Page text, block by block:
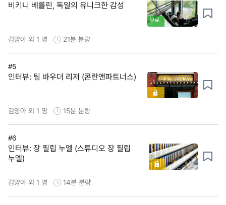
비키니 베를린, 독일의 유니크한 감성
무료
김양아 외 1 명 21분 분량
#5
인터뷰: 팀 바우더 리저 (콘란앤파트너스)
김양아 외 1 명 15분 분량
#6
인터뷰: 장 필립 누엘 (스튜디오 장 필립
누엘)
김양아 외 1 명 14분 분량